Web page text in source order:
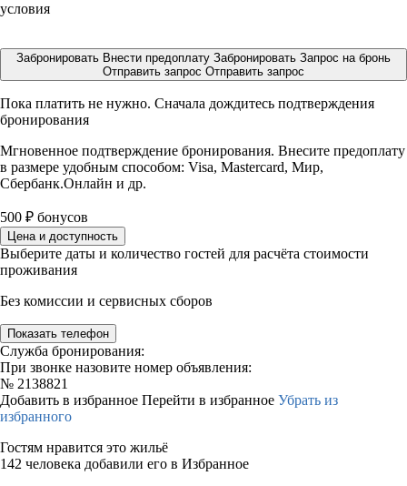
условия
Забронировать Внести предоплату Забронировать Запрос на бронь
Отправить запрос Отправить запрос
Пока платить не нужно. Сначала дождитесь подтверждения
бронирования
Мгновенное подтверждение бронирования. Внесите предоплату
в размере удобным способом: Visa, Mastercard, Мир,
Сбербанк.Онлайн и др.
500 ₽ бонусов
Цена и доступность
Выберите даты и количество гостей для расчёта стоимости
проживания
Без комиссии и сервисных сборов
Показать телефон
Служба бронирования:
При звонке назовите номер объявления:
№ 2138821
Добавить в избранное Перейти в избранное Убрать из
избранного
Гостям нравится это жильё
142 человека добавили его в Избранное